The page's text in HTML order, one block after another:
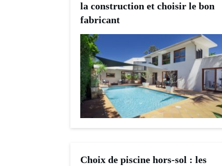
la construction et choisir le bon
fabricant
Choix de piscine hors-sol : les